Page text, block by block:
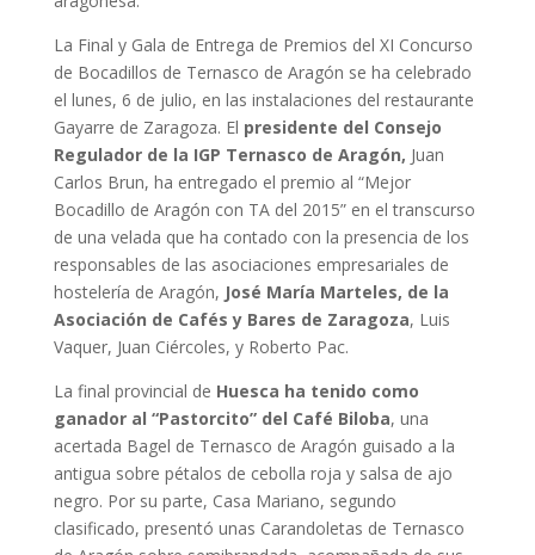
La Final y Gala de Entrega de Premios del XI Concurso
de Bocadillos de Ternasco de Aragón se ha celebrado
el lunes, 6 de julio, en las instalaciones del restaurante
Gayarre de Zaragoza. El presidente del Consejo
Regulador de la IGP Ternasco de Aragón, Juan
Carlos Brun, ha entregado el premio al “Mejor
Bocadillo de Aragón con TA del 2015” en el transcurso
de una velada que ha contado con la presencia de los
responsables de las asociaciones empresariales de
hostelería de Aragón, José María Marteles, de la
Asociación de Cafés y Bares de Zaragoza, Luis
Vaquer, Juan Ciércoles, y Roberto Pac.
La final provincial de Huesca ha tenido como
ganador al “Pastorcito” del Café Biloba, una
acertada Bagel de Ternasco de Aragón guisado a la
antigua sobre pétalos de cebolla roja y salsa de ajo
negro. Por su parte, Casa Mariano, segundo
clasificado, presentó unas Carandoletas de Ternasco